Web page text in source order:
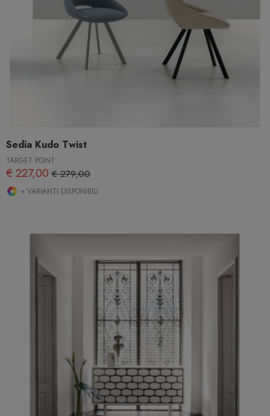
Sedia Kudo Twist
TARGET POINT
€ 227,00 € 279,00
+ VARIANTI DISPONIBILI